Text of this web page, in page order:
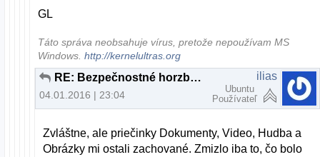
GL
Táto správa neobsahuje vírus, pretože nepoužívam MS
Windows.http://kernelultras.org
RE: Bezpečnostné horzby, alebo planý poplach?
04.01.2016 | 23:04
ilias
Ubuntu
Používateľ
Zvláštne, ale priečinky Dokumenty, Video, Hudba a
Obrázky mi ostali zachované. Zmizlo iba to, čo bolo